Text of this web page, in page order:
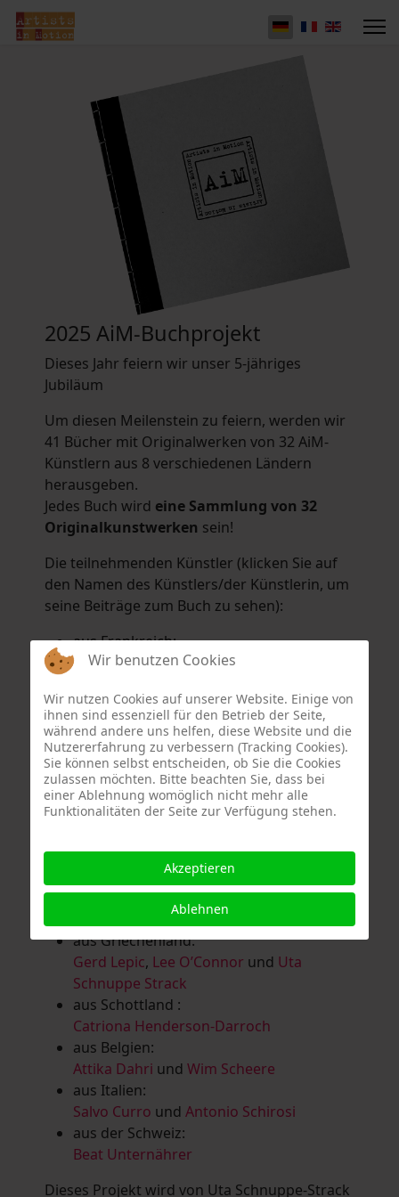
2025 AiM-Buchprojekt
Dieses Jahr feiern wir unser 5-jähriges
Jubiläum
Um diesen Meilenstein zu feiern, werden wir
41 Bücher mit Originalwerken von 32 AiM-
Künstlern aus 8 verschiedenen Ländern
herausgeben.
Jedes Buch wird eine Sammlung von 32
Originalkunstwerken sein!
Die teilnehmenden Künstler (klicken Sie auf
den Namen des Künstlers/der Künstlerin, um
seine Beiträge zum Buch zu sehen):
aus Frankreich:
Hélène Argo,Didier Bonnot
Eric Schaftlein.
aus den Niederlanden:
Dorrety Brookhuis,Natalia Dik,Elise
EekhoutundHenny Schaapman
aus Deutschland:
Salomé Herbst,Andrea Jungnitsch,
Lanzl,Heidrun MalComes,Christa Mayer-
Guntram Prochaska
Schaub,Vera Schaub,Birgit Schweimler &
Serge DevadderundRolf Thärichen
aus Griechenland:
Gerd Lepic, Lee O’Connor und Uta
Schnuppe Strack
aus Schottland :
Catriona Henderson-Darroch
aus Belgien:
Attika Dahri und Wim Scheere
aus Italien:
Salvo Curro und Antonio Schirosi
aus der Schweiz:
Beat Unternährer
Dieses Projekt wird von Uta Schnuppe-Strack
Wir benutzen Cookies
Wir nutzen Cookies auf unserer Website. Einige von
ihnen sind essenziell für den Betrieb der Seite,
während andere uns helfen, diese Website und die
Nutzererfahrung zu verbessern (Tracking Cookies).
Sie können selbst entscheiden, ob Sie die Cookies
zulassen möchten. Bitte beachten Sie, dass bei
einer Ablehnung womöglich nicht mehr alle
Funktionalitäten der Seite zur Verfügung stehen.
Akzeptieren
Ablehnen